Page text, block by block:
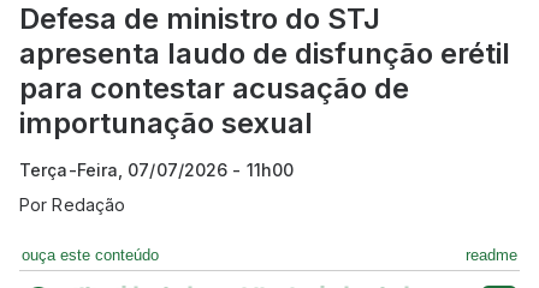
Defesa de ministro do STJ
apresenta laudo de disfunção erétil
para contestar acusação de
importunação sexual
Terça-Feira, 07/07/2026 - 11h00
PorRedação
ouça este conteúdo readme